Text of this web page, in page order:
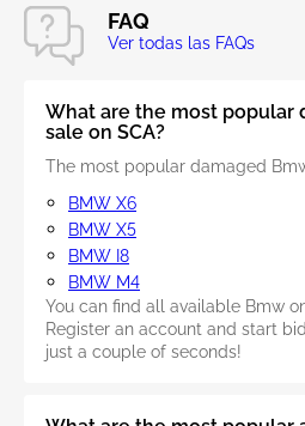
FAQ
Ver todas las FAQs
What are the most popular
sale on SCA?
The most popular damaged
BMW X6
BMW X5
BMW I8
BMW M4
You can find all available Bmw
Register an account and start
just a couple of seconds!